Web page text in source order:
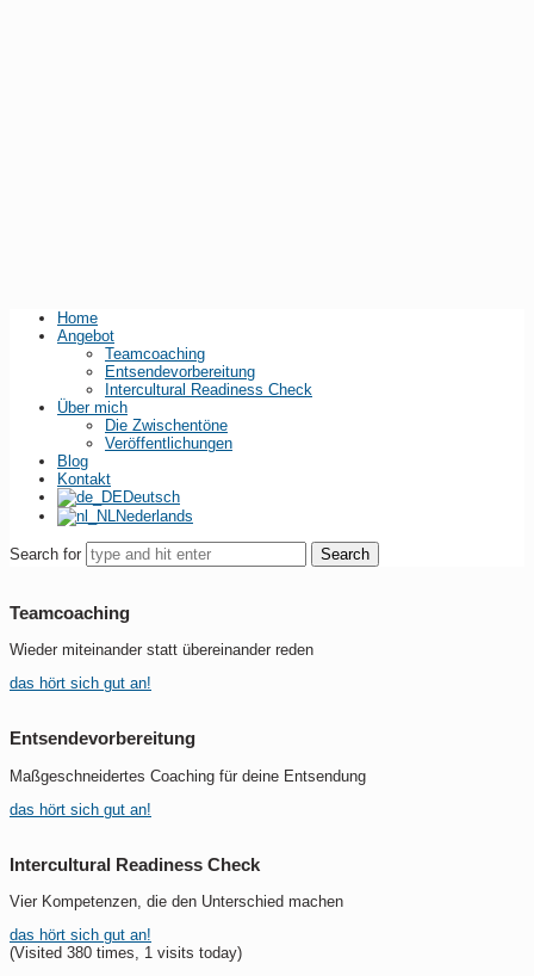
Home
Angebot
Teamcoaching
Entsendevorbereitung
Intercultural Readiness Check
Über mich
Die Zwischentöne
Veröffentlichungen
Blog
Kontakt
Deutsch
Nederlands
Search for
Teamcoaching
Wieder miteinander statt übereinander reden
das hört sich gut an!
Entsendevorbereitung
Maßgeschneidertes Coaching für deine Entsendung
das hört sich gut an!
Intercultural Readiness Check
Vier Kompetenzen, die den Unterschied machen
das hört sich gut an!
(Visited 380 times, 1 visits today)